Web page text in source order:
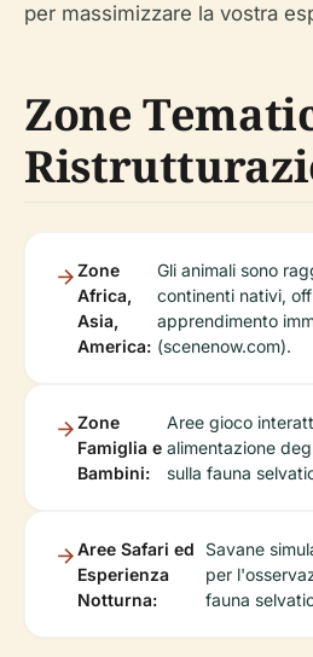
per massimizzare la vostra
Zone
Zone
Africa,
Asia,
America:
Gli animali sono
continenti nativi,
apprendimento
(scenenow.com).
Zone
Famiglia e
Bambini:
Aree gioco
alimentazione
sulla fauna
Aree Safari ed
Esperienza
Notturna:
Savane
per
fauna